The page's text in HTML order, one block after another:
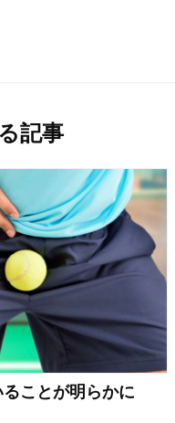
記事
ことが明らかに